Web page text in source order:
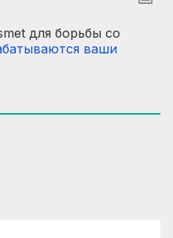
для борьбы со
ваши